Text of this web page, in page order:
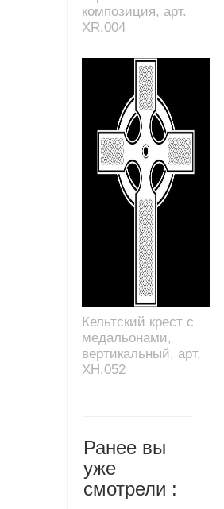
композиция, арт.
XR.004
Кельтский крест с
медальонами,
вертикальный, арт.
XH.052
Ранее вы
уже
смотрели :